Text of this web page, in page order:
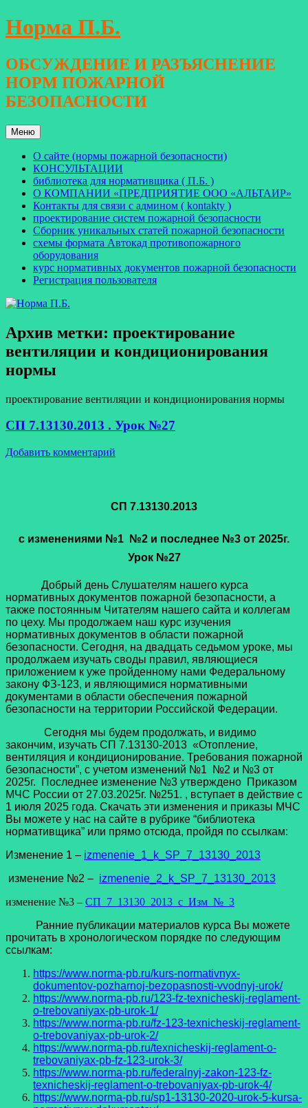
Перейти
к
Норма П.Б.
ОБСУЖДЕНИЕ И РАЗЪЯСНЕНИЕ
НОРМ ПОЖАРНОЙ
БЕЗОПАСНОСТИ
Меню
О сайте (нормы пожарной безопасности)
КОНСУЛЬТАЦИИ
библиотека для нормативщика ( П.Б. )
О КОМПАНИИ «ПРЕДПРИЯТИЕ ООО «АЛЬТАИР»
Контакты для связи с админом ( kontakty )
проектирование систем пожарной безопасности
Сборник уникальных статей пожарной безопасности
схемы формата Автокад противопожарного
оборудования
курс нормативных документов пожарной безопасности
Регистрация пользователя
Архив метки: проектирование
вентиляции и кондиционирования
нормы
проектирование вентиляции и кондиционирования нормы
СП 7.13130.2013 . Урок №27
Добавить комментарий
СП 7.13130.2013
с изменениями №1 №2 и последнее №3 от 2025г.
Урок №27
Добрый день Слушателям нашего курса
нормативных документов пожарной безопасности, а
также постоянным Читателям нашего сайта и коллегам
по цеху. Мы продолжаем наш курс изучения
нормативных документов в области пожарной
безопасности. Сегодня, на двадцать седьмом уроке, мы
продолжаем изучать своды правил, являющиеся
приложением к уже пройденному нами Федеральному
закону ФЗ-123, и являющимися нормативными
документами в области обеспечения пожарной
безопасности на территории Российской Федерации.
Сегодня мы будем продолжать, и видимо
закончим, изучать СП 7.13130-2013 «Отопление,
вентиляция и кондиционирование. Требования пожарной
безопасности”, с учетом изменений №1 №2 и №3 от
2025г.
Последнее изменение №3 утверждено Приказом
МЧС России от 27.03.2025г. №251. , вступает в действие с
1 июля 2025 года. Скачать эти изменения и приказы МЧС
Вы можете у нас на сайте в рубрике “библиотека
нормативщика” или прямо отсюда, пройдя по ссылкам:
Изменение 1 – izmenenie_1_k_SP_7_13130_2013
изменение №2 – izmenenie_2_k_SP_7_13130_2013
изменение №3 – СП_7_13130_2013_с_Изм_№_3
Ранние публикации материалов курса Вы можете
прочитать в хронологическом порядке по следующим
ссылкам:
https://www.norma-pb.ru/kurs-normativnyx-
dokumentov-pozharnoj-bezopasnosti-vvodnyj-urok/
https://www.norma-pb.ru/123-fz-texnicheskij-reglament-
o-trebovaniyax-pb-urok-1/
https://www.norma-pb.ru/fz-123-texnicheskij-reglament-
o-trebovaniyax-pb-urok-2/
https://www.norma-pb.ru/texnicheskij-reglament-o-
trebovaniyax-pb-fz-123-urok-3/
https://www.norma-pb.ru/federalnyj-zakon-123-fz-
texnicheskij-reglament-o-trebovaniyax-pb-urok-4/
https://www.norma-pb.ru/sp1-13130-2020-urok-5-kursa-